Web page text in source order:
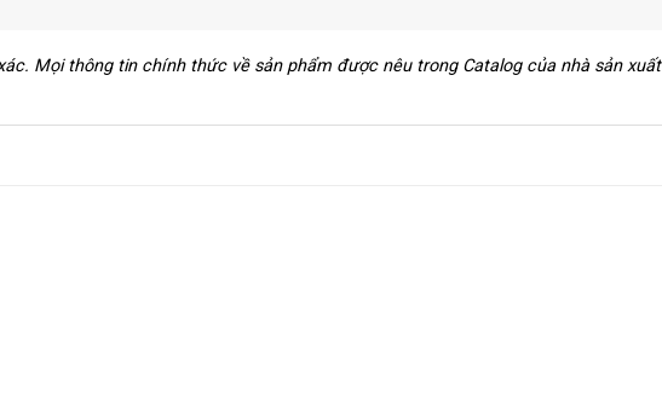
Mọi thông tin chính thức về sản phẩm được nêu trong Catalog của nhà sản xuất